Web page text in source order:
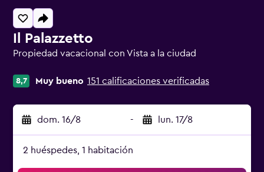
Il Palazzetto
Propiedad vacacional con Vista a la ciudad
8,7 Muy bueno 151 calificaciones verificadas
dom. 16/8 - lun. 17/8
2 huéspedes, 1 habitación